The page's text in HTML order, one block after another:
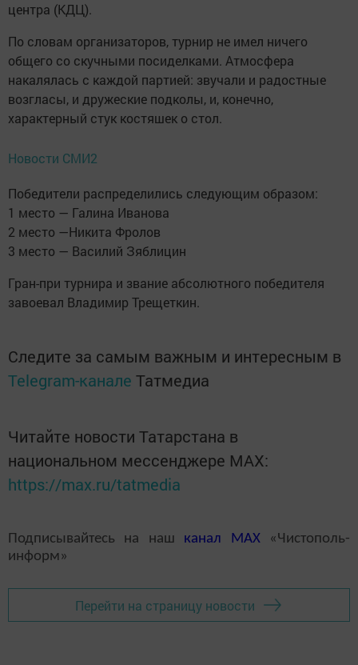
центра (КДЦ).
По словам организаторов, турнир не имел ничего
общего со скучными посиделками. Атмосфера
накалялась с каждой партией: звучали и радостные
возгласы, и дружеские подколы, и, конечно,
характерный стук костяшек о стол.
Новости СМИ2
Победители распределились следующим образом:
1 место — Галина Иванова
2 место —Никита Фролов
3 место — Василий Зяблицин
Гран-при турнира и звание абсолютного победителя
завоевал Владимир Трещеткин.
Следите за самым важным и интересным в
Telegram-канале Татмедиа
Читайте новости Татарстана в
национальном мессенджере MАХ:
https://max.ru/tatmedia
Подписывайтесь на наш канал MAX«Чистополь-
информ»
Перейти на страницу новости